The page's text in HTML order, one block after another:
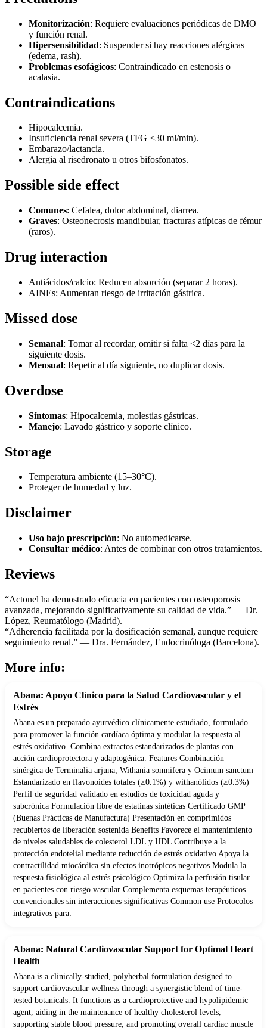
Monitorización: Requiere evaluaciones periódicas de DMO
y función renal.
Hipersensibilidad: Suspender si hay reacciones alérgicas
(edema, rash).
Problemas esofágicos: Contraindicado en estenosis o
acalasia.
Contraindications
Hipocalcemia.
Insuficiencia renal severa (TFG <30 ml/min).
Embarazo/lactancia.
Alergia al risedronato u otros bifosfonatos.
Possible side effect
Comunes: Cefalea, dolor abdominal, diarrea.
Graves: Osteonecrosis mandibular, fracturas atípicas de fémur
(raros).
Drug interaction
Antiácidos/calcio: Reducen absorción (separar 2 horas).
AINEs: Aumentan riesgo de irritación gástrica.
Missed dose
Semanal: Tomar al recordar, omitir si falta <2 días para la
siguiente dosis.
Mensual: Repetir al día siguiente, no duplicar dosis.
Overdose
Síntomas: Hipocalcemia, molestias gástricas.
Manejo: Lavado gástrico y soporte clínico.
Storage
Temperatura ambiente (15–30°C).
Proteger de humedad y luz.
Disclaimer
Uso bajo prescripción: No automedicarse.
Consultar médico: Antes de combinar con otros tratamientos.
Reviews
“Actonel ha demostrado eficacia en pacientes con osteoporosis
avanzada, mejorando significativamente su calidad de vida.” — Dr.
López, Reumatólogo (Madrid).
“Adherencia facilitada por la dosificación semanal, aunque requiere
seguimiento renal.” — Dra. Fernández, Endocrinóloga (Barcelona).
More info:
Abana: Apoyo Clínico para la Salud Cardiovascular y el
Estrés
Abana es un preparado ayurvédico clínicamente estudiado, formulado
para promover la función cardíaca óptima y modular la respuesta al
estrés oxidativo. Combina extractos estandarizados de plantas con
acción cardioprotectora y adaptogénica. Features Combinación
sinérgica de Terminalia arjuna, Withania somnifera y Ocimum sanctum
Estandarizado en flavonoides totales (≥0.1%) y withanólidos (≥0.3%)
Perfil de seguridad validado en estudios de toxicidad aguda y
subcrónica Formulación libre de estatinas sintéticas Certificado GMP
(Buenas Prácticas de Manufactura) Presentación en comprimidos
recubiertos de liberación sostenida Benefits Favorece el mantenimiento
de niveles saludables de colesterol LDL y HDL Contribuye a la
protección endotelial mediante reducción de estrés oxidativo Apoya la
contractilidad miocárdica sin efectos inotrópicos negativos Modula la
respuesta fisiológica al estrés psicológico Optimiza la perfusión tisular
en pacientes con riesgo vascular Complementa esquemas terapéuticos
convencionales sin interacciones significativas Common use Protocolos
integrativos para:
Abana: Natural Cardiovascular Support for Optimal Heart
Health
Abana is a clinically-studied, polyherbal formulation designed to
support cardiovascular wellness through a synergistic blend of time-
tested botanicals. It functions as a cardioprotective and hypolipidemic
agent, aiding in the maintenance of healthy cholesterol levels,
supporting stable blood pressure, and promoting overall cardiac muscle